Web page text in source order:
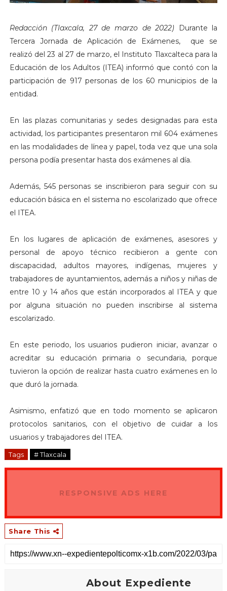
Redacción (Tlaxcala, 27 de marzo de 2022)
Durante la
Tercera Jornada de Aplicación de Exámenes, que se
realizó del 23 al 27 de marzo, el Instituto Tlaxcalteca para la
Educación de los Adultos (ITEA) informó que contó con la
participación de 917 personas de los 60 municipios de la
entidad.
En las plazas comunitarias y sedes designadas para esta
actividad, los participantes presentaron mil 604 exámenes
en las modalidades de línea y papel, toda vez que una sola
persona podía presentar hasta dos exámenes al día.
Además, 545 personas se inscribieron para seguir con su
educación básica en el sistema no escolarizado que ofrece
el ITEA.
En los lugares de aplicación de exámenes, asesores y
personal de apoyo técnico recibieron a gente con
discapacidad, adultos mayores, indígenas, mujeres y
trabajadores de ayuntamientos, además a niños y niñas de
entre 10 y 14 años que están incorporados al ITEA y que
por alguna situación no pueden inscribirse al sistema
escolarizado.
En este periodo, los usuarios pudieron iniciar, avanzar o
acreditar su educación primaria o secundaria, porque
tuvieron la opción de realizar hasta cuatro exámenes en lo
que duró la jornada.
Asimismo, enfatizó que en todo momento se aplicaron
protocolos sanitarios, con el objetivo de cuidar a los
usuarios y trabajadores del ITEA.
Tags # Tlaxcala
RESPONSIVE ADS HERE
Share This
About Expediente